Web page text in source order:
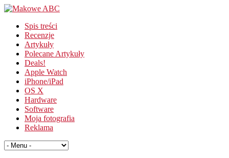
Spis treści
Recenzje
Artykuły
Polecane Artykuły
Deals!
Apple Watch
iPhone/iPad
OS X
Hardware
Software
Moja fotografia
Reklama